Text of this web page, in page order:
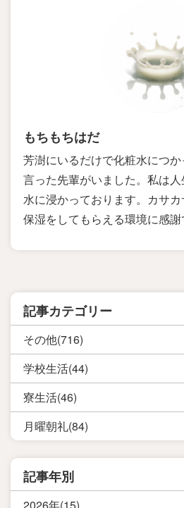
もちもちはだ
芳澍にいるだけで化粧水につ
言った先輩がいました。私は
水に浸かっております。カサ
保湿をしてもらえる環境に感謝
記事カテゴリー
その他(716)
学校生活(44)
寮生活(46)
月曜朝礼(84)
記事年別